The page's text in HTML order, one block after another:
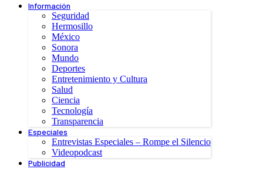
Información
Seguridad
Hermosillo
México
Sonora
Mundo
Deportes
Entretenimiento y Cultura
Salud
Ciencia
Tecnología
Transparencia
Especiales
Entrevistas Especiales – Rompe el Silencio
Videopodcast
Publicidad